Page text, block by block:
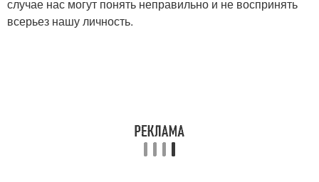
случае нас могут понять неправильно и не воспринять
всерьез нашу личность.